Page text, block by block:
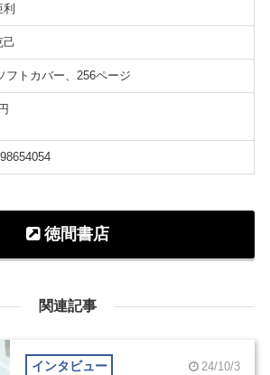
利
己
フトカバー、256ページ
徳間書店
関連記事
インタビュー 24/10/3